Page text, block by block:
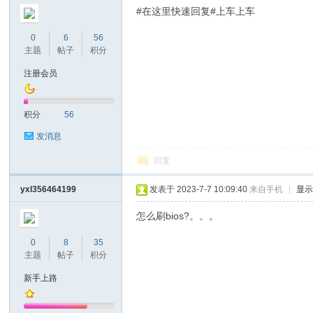
0
主题
6
帖子
56
积分
注册会员
积分 56
发消息
#在这里快速回复#上车上车
回复
yxl356464199
0
主题
8
帖子
35
积分
新手上路
发表于 2023-7-7 10:09:40 来自手机 显
怎么刷bios?。。。